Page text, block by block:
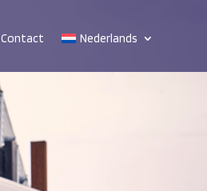
Contact Nederlands